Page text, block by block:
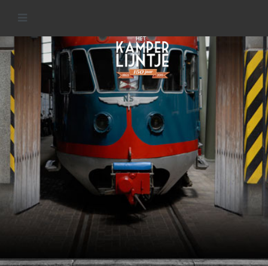
Materieel van het
Kamperlijntje
READ MORE